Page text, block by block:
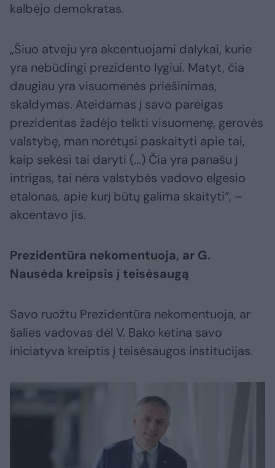
kalbėjo demokratas.
„Šiuo atveju yra akcentuojami dalykai, kurie
yra nebūdingi prezidento lygiui. Matyt, čia
daugiau yra visuomenės priešinimas,
skaldymas. Ateidamas į savo pareigas
prezidentas žadėjo telkti visuomenę, gerovės
valstybę, man norėtųsi paskaityti apie tai,
kaip sekėsi tai daryti (...) Čia yra panašu į
intrigas, tai nėra valstybės vadovo elgesio
etalonas, apie kurį būtų galima skaityti“, –
akcentavo jis.
Prezidentūra nekomentuoja, ar G.
Nausėda kreipsis į teisėsaugą
Savo ruožtu Prezidentūra nekomentuoja, ar
šalies vadovas dėl V. Bako ketina savo
iniciatyva kreiptis į teisėsaugos institucijas.